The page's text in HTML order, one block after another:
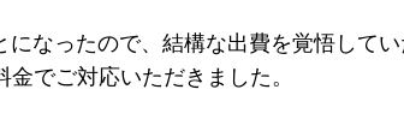
なったので、結構な出費を覚悟して
でご対応いただきました。